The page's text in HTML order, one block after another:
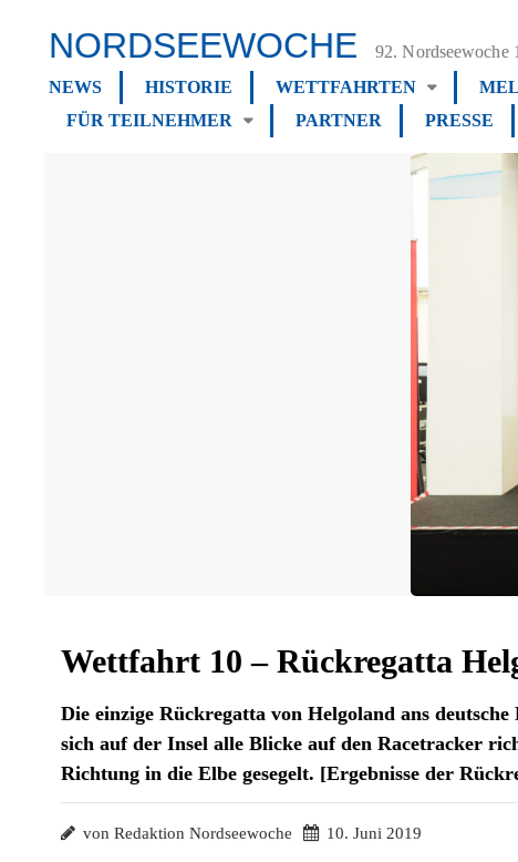
NORDSEEWOCHE
92. Nordseewoche
NEWS
HISTORIE WETTFAHRTEN
FÜR TEILNEHMER
PARTNER PRESSE
Wettfahrt 10 – Rückregatta
Die einzige Rückregatta von Helgoland ans
sich auf der Insel alle Blicke auf den Racetracker
Richtung in die Elbe gesegelt. [Ergebnisse der
von Redaktion Nordseewoche 10. Juni 2019